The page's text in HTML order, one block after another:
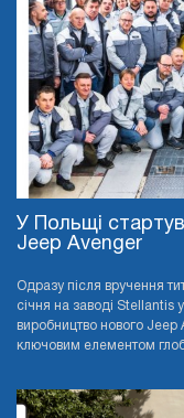
У Польщі
Jeep Avenger
Одразу після вручення
січня на заводі Stellantis
виробництво нового
ключовим елементом